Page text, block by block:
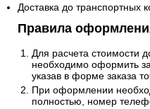
Доставка до транспортных
Правила
Для расчета стоимости
необходимо оформить
указав в форме заказа
При оформлении
полностью, номер